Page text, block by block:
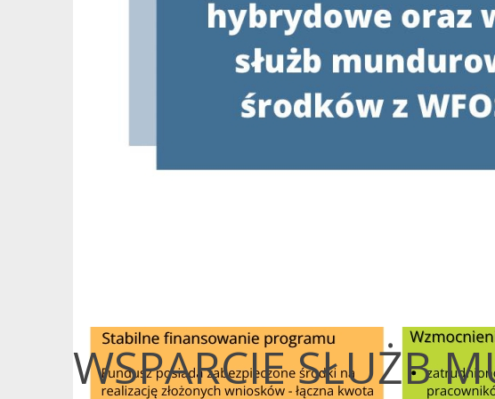
WSPARCIE SŁUŻB